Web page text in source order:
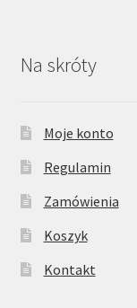
Na skróty
Moje konto
Regulamin
Zamówienia
Koszyk
Kontakt